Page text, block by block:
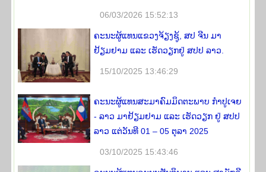
06/03/2026 15:52:13
ຄະນະຜູ້ແທນແຂວງຈ້ຽງຊູ້, ສປ ຈີນ ມາ
ຢ້ຽມຢາມ ແລະ ເຮັດວຽກຢູ່ ສປປ ລາວ.
15/10/2025 13:46:29
ຄະນະຜູ້ແທນສະມາຄົມມິດຕະພາບ ກໍາປູເຈຍ
- ລາວ ມາຢ້ຽມຢາມ ແລະ ເຮັດວຽກ ຢູ່ ສປປ
ລາວ ແຕ່ວັນທີ 01 – 05 ຕຸລາ 2025
03/10/2025 15:43:46